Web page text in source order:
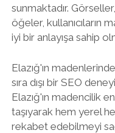
sunmaktadır.
öğeler, kullanıcıların
iyi bir anlayışa sahip
Elazığ'ın
sıra dışı bir SEO
Elazığ'ın madencilik
taşıyarak hem yerel
rekabet edebilmeyi